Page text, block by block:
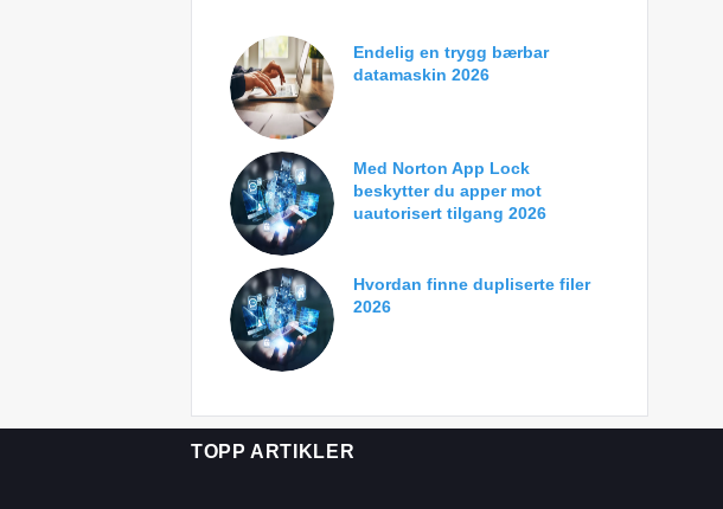
Endelig en trygg bærbar
datamaskin 2026
Med Norton App Lock
beskytter du apper mot
uautorisert tilgang 2026
Hvordan finne dupliserte filer
2026
TOPP ARTIKLER